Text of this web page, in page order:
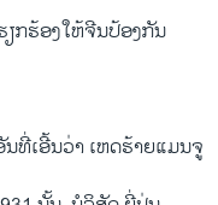
ກຮ້ອງໃຫ້ຈີນປ້ອງກັນ
ທີ່ເອີ້ນວ່າ ເຫດຮ້າຍແມນຈູ